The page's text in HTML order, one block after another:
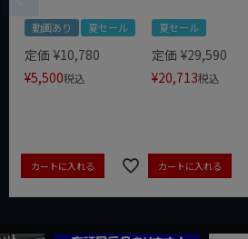
動画あり 夏セール
定価 ¥10,780
¥5,500税込
カートに入れる
夏セール
定価 ¥29,590
¥20,713税込
カートに入れる